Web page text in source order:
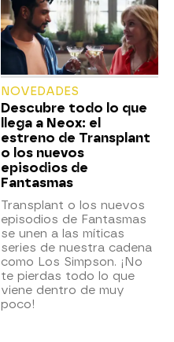
NOVEDADES
Descubre todo lo que
llega a Neox: el
estreno de Transplant
o los nuevos
episodios de
Fantasmas
Transplant o los nuevos
episodios de Fantasmas
se unen a las míticas
series de nuestra cadena
como Los Simpson. ¡No
te pierdas todo lo que
viene dentro de muy
poco!